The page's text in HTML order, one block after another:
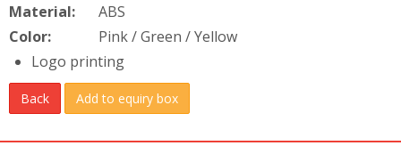
Material:
ABS
Color:
Pink / Green / Yellow
Logo printing
Back Add to equiry box